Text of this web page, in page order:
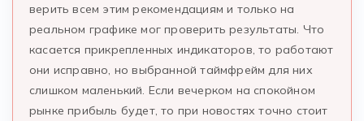
верить всем этим рекомендациям и только на
реальном графике мог проверить результаты. Что
касается прикрепленных индикаторов, то работают
они исправно, но выбранной таймфрейм для них
слишком маленький. Если вечерком на спокойном
рынке прибыль будет, то при новостях точно стоит